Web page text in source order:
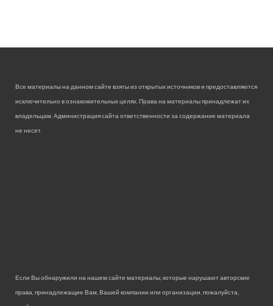
Все материалы на данном сайте взяты из открытых источников и предоставляются
исключительно в ознакомительных целях. Права на материалы принадлежат их
владельцам. Администрация сайта ответственности за содержание материала
не несет.
Если Вы обнаружили на нашем сайте материалы, которые нарушают авторские
права, принадлежащие Вам, Вашей компании или организации, пожалуйста,